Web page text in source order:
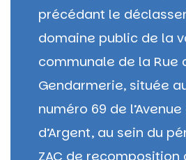
précédant le
domaine public de la
communale de la Rue
Gendarmerie, située
numéro 69 de
d’Argent, au sein du
ZAC de